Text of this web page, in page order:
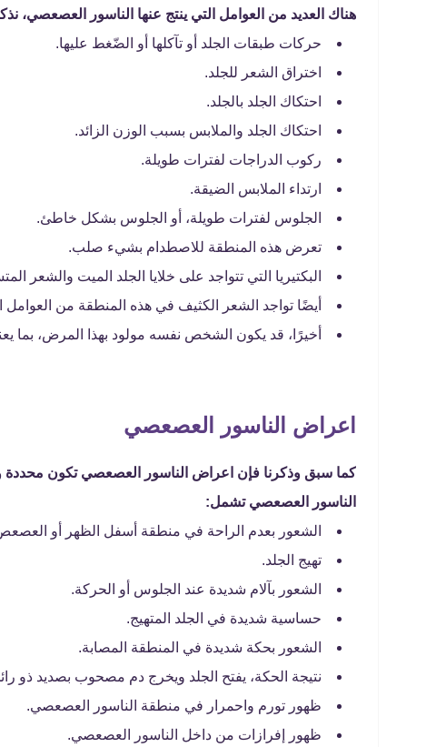
هناك العديد من العوامل التي ينتج عنها الناسور العصعصي،
حركات طبقات الجلد أو تآكلها أو الضّغط عليها.
اختراق الشعر للجلد.
احتكاك الجلد بالجلد.
احتكاك الجلد والملابس بسبب الوزن الزائد.
ركوب الدراجات لفترات طويلة.
ارتداء الملابس الضيقة.
الجلوس لفترات طويلة، أو الجلوس بشكل خاطئ.
تعرض هذه المنطقة للاصطدام بشيء صلب.
البكتيريا التي تتواجد على خلايا الجلد الميت والشعر
أيضًا تواجد الشعر الكثيف في هذه المنطقة من
أخيرًا، قد يكون الشخص نفسه مولود بهذا المرض، بما
اعراض الناسور العصعصي
كما سبق وذكرنا فإن اعراض الناسور العصعصي تكون
الناسور العصعصي تشمل:
الشعور بعدم الراحة في منطقة أسفل الظهر أو
تهيج الجلد.
الشعور بآلام شديدة عند الجلوس أو الحركة.
حساسية شديدة في الجلد المتهيج.
الشعور بحكة شديدة في المنطقة المصابة.
نتيجة الحكة، يفتح الجلد ويخرج دم مصحوب بصديد ذو
ظهور تورم واحمرار في منطقة الناسور العصعصي.
ظهور إفرازات من داخل الناسور العصعصي.